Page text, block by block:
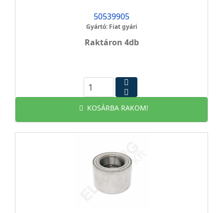
50539905
Gyártó: Fiat gyári
Raktáron 4db
KOSÁRBA RAKOM!